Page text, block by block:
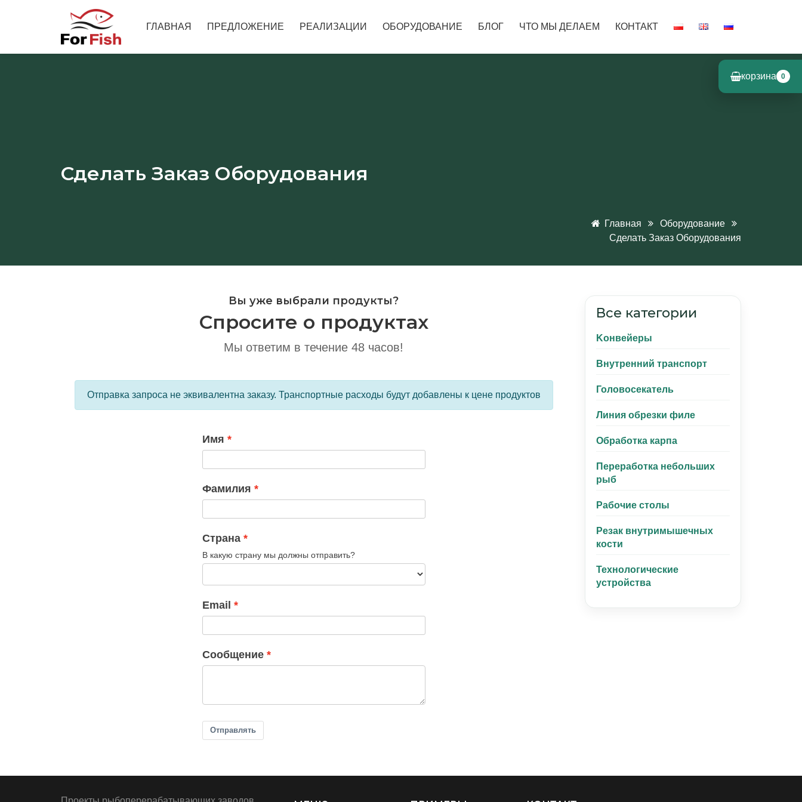
ГЛАВНАЯ ПРЕДЛОЖЕНИЕ РЕАЛИЗАЦИИ ОБОРУДОВАНИЕ БЛОГ ЧТО МЫ ДЕЛАЕМ КОНТАКТ
Сделать Заказ Оборудования
Главная
Оборудование
Сделать Заказ Оборудования
Вы уже выбрали продукты?
Спросите о продуктах
Мы ответим в течение 48 часов!
Отправка запроса не эквивалентна заказу. Транспортные расходы будут добавлены к цене продуктов
Имя
Фамилия
Страна
В какую страну мы должны отправить?
Email
Cообщение
Отправлять
Все категории
Kонвейеры
Внутренний транспорт
Головосекатель
Линия обрезки филе
Обработка карпа
Переработка небольших
рыб
Рабочие столы
Резак внутримышечных
кости
Технологические
устройства
корзина 0